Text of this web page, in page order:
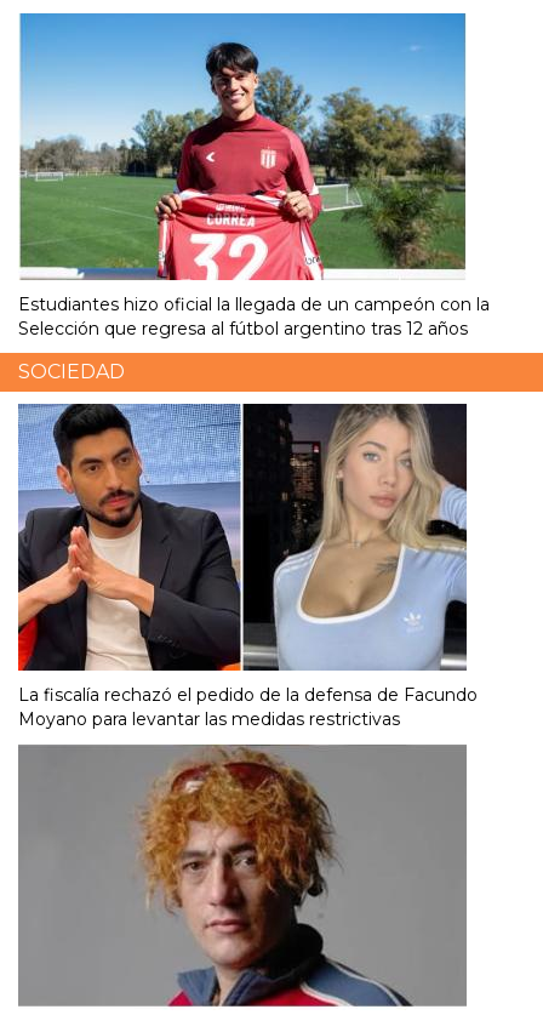
Estudiantes hizo oficial la llegada de un campeón con la
Selección que regresa al fútbol argentino tras 12 años
SOCIEDAD
La fiscalía rechazó el pedido de la defensa de Facundo
Moyano para levantar las medidas restrictivas